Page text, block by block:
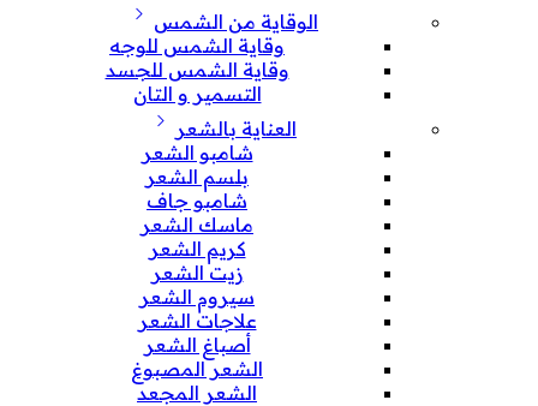
الوقاية من الشمس
وقاية الشمس للوجه
وقاية الشمس للجسد
التسمير و التان
العناية بالشعر
شامبو الشعر
بلسم الشعر
شامبو جاف
ماسك الشعر
كريم الشعر
زيت الشعر
سيروم الشعر
علاجات الشعر
أصباغ الشعر
الشعر المصبوغ
الشعر المجعد